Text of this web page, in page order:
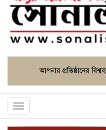
Toggle
navigation